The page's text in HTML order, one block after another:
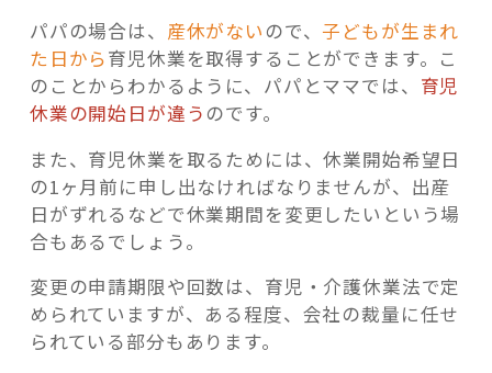
パパの場合は、 産休がない ので、子どもが生まれ
た日から育児休業を取得することができます。こ
のことからわかるように、パパとママでは、 育児
休業の開始日が違う のです。
また、育児休業を取るためには、休業開始希望日
の1ヶ月前に申し出なければなりませんが、出産
日がずれるなどで休業期間を変更したいという場
合もあるでしょう。
変更の申請期限や回数は、育児・介護休業法で定
められていますが、ある程度、会社の裁量に任せ
られている部分もあります。